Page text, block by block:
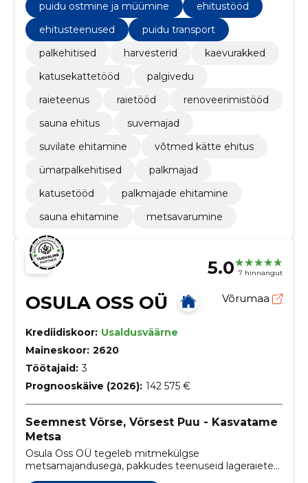
puidu ostmine ja müümine
ehitustööd
ehitusteenused
puidu transport
palkehitised
harvesterid
kaevurakked
katusekattetööd
palgivedu
raieteenus
raietööd
renoveerimistööd
sauna ehitus
suvemajad
suvilate ehitamine
võtmed kätte ehitus
ümarpalkehitised
palkmajad
katusetööd
palkmajade ehitamine
sauna ehitamine
metsavarumine
5.0 7 hinnangut
OSULA OSS OÜ Võrumaa
Krediidiskoor: Usaldusväärne
Maineskoor: 2620
Töötajaid: 3
Prognooskäive (2026): 142 575 €
Seemnest Võrse, Võrsest Puu - Kasvatame
Metsa
Osula Oss OÜ tegeleb mitmekülgse
metsamajandusega, pakkudes teenuseid lageraietest